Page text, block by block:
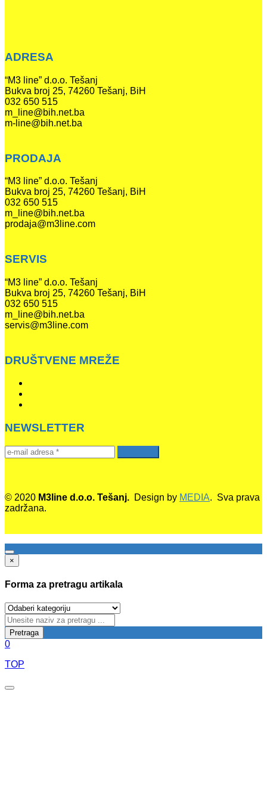
ADRESA
“M3 line” d.o.o. Tešanj
Bukva broj 25, 74260 Tešanj, BiH
032 650 515
m_line@bih.net.ba
m-line@bih.net.ba
PRODAJA
“M3 line” d.o.o. Tešanj
Bukva broj 25, 74260 Tešanj, BiH
032 650 515
m_line@bih.net.ba
prodaja@m3line.com
SERVIS
“M3 line” d.o.o. Tešanj
Bukva broj 25, 74260 Tešanj, BiH
032 650 515
m_line@bih.net.ba
servis@m3line.com
DRUŠTVENE MREŽE
NEWSLETTER
© 2020 M3line d.o.o. Tešanj. Design by MEDIA. Sva prava
zadržana.
×
Forma za pretragu artikala
Pretraga
0
TOP